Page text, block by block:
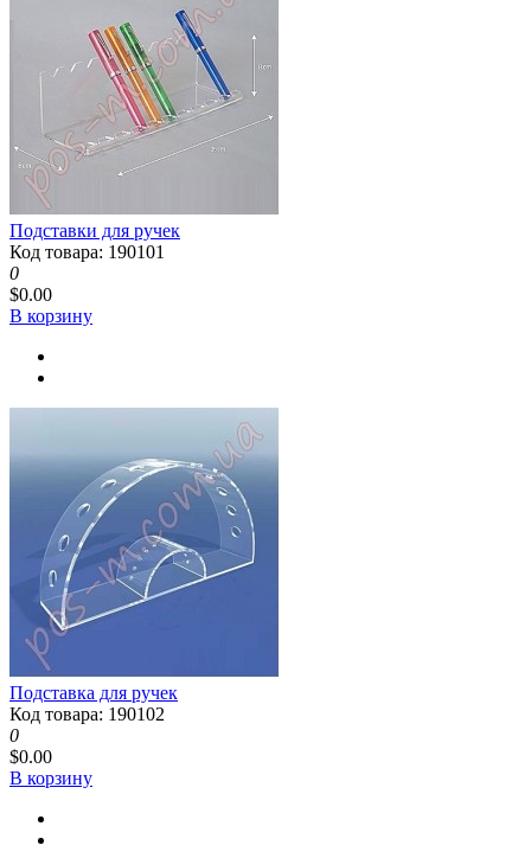
Подставки для ручек
Код товара: 190101
0
$0.00
В корзину
Подставка для ручек
Код товара: 190102
0
$0.00
В корзину